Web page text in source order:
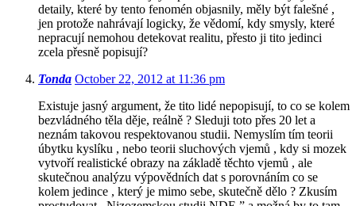
detaily, které by tento fenomén objasnily, měly být falešné ,
jen protože nahrávají logicky, že vědomí, kdy smysly, které
nepracují nemohou detekovat realitu, přesto ji tito jedinci
zcela přesně popisují?
Tonda October 22, 2012 at 11:36 pm
Existuje jasný argument, že tito lidé nepopisují, to co se kolem
bezvládného těla děje, reálně ? Sleduji toto přes 20 let a
neznám takovou respektovanou studii. Nemyslím tím teorii
úbytku kyslíku , nebo teorii sluchových vjemů , kdy si mozek
vytvoří realistické obrazy na základě těchto vjemů , ale
skutečnou analýzu výpovědních dat s porovnáním co se
kolem jedince , který je mimo sebe, skutečně dělo ? Zkusím